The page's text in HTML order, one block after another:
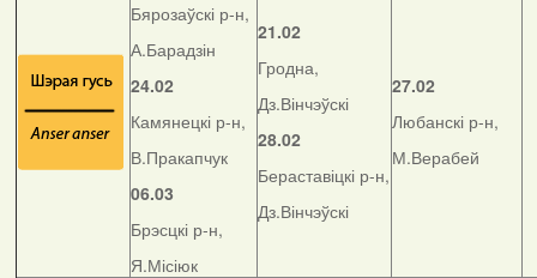
Бярозаўскі р-н,
А.Барадзін
24.02
Камянецкі р-н,
В.Пракапчук
06.03
Брэсцкі р-н,
Я.Місіюк
21.02
Гродна,
Дз.Вінчэўскі
28.02
Бераставіцкі р-н,
Дз.Вінчэўскі
27.02
Любанскі р-н,
М.Верабей